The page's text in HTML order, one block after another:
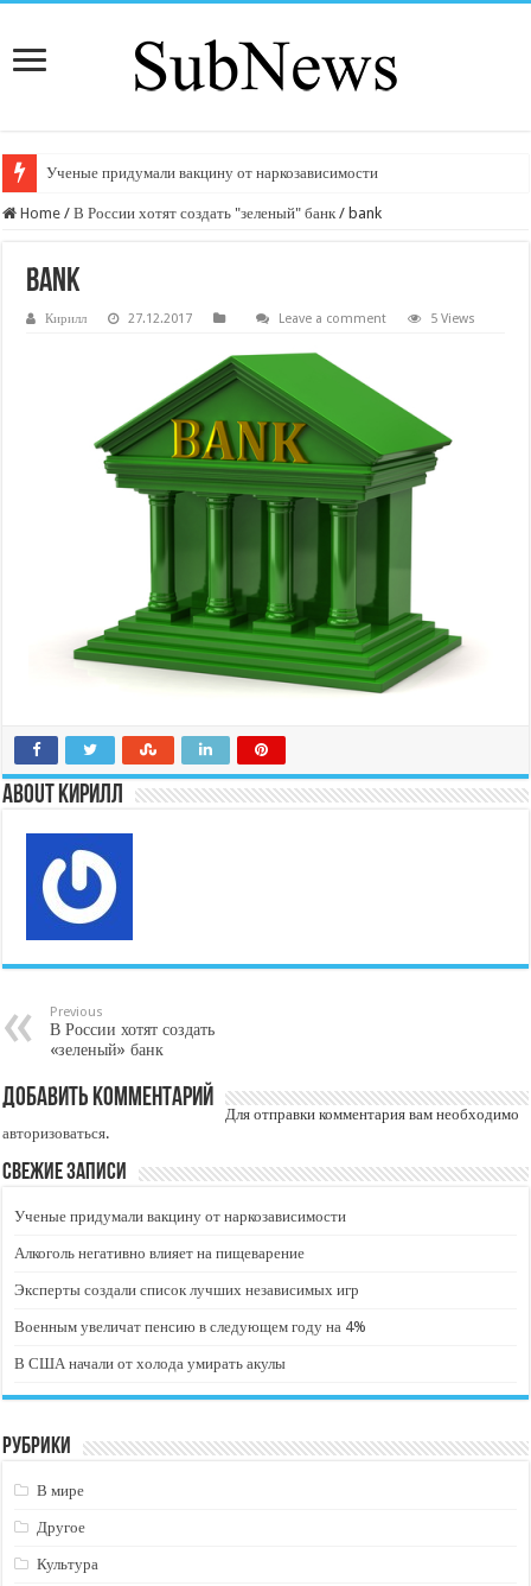
Ученые придумали вакцину от наркозависимости
Home / В России хотят создать "зеленый" банк / bank
bank
Кирилл 27.12.2017 Leave a comment 5 Views
About Кирилл
Previous
В России хотят создать
«зеленый» банк
Добавить комментарий
Для отправки комментария вам необходимо
авторизоваться.
Свежие записи
Ученые придумали вакцину от наркозависимости
Алкоголь негативно влияет на пищеварение
Эксперты создали список лучших независимых игр
Военным увеличат пенсию в следующем году на 4%
В США начали от холода умирать акулы
Рубрики
В мире
Другое
Культура